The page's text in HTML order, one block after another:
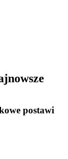
postawi